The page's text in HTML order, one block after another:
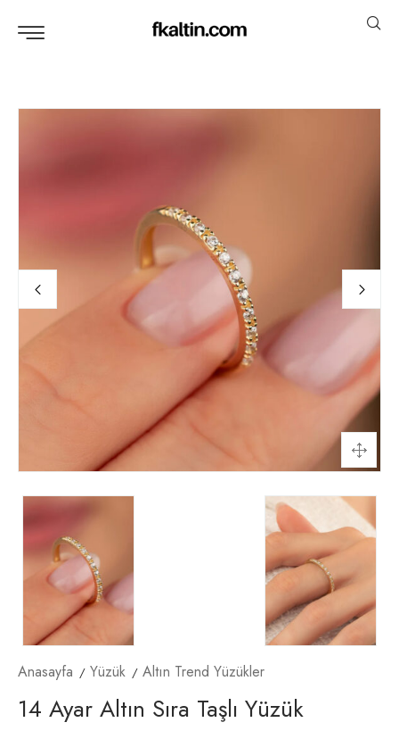
Anasayfa Yüzük Altın Trend Yüzükler
14 Ayar Altın Sıra Taşlı Yüzük